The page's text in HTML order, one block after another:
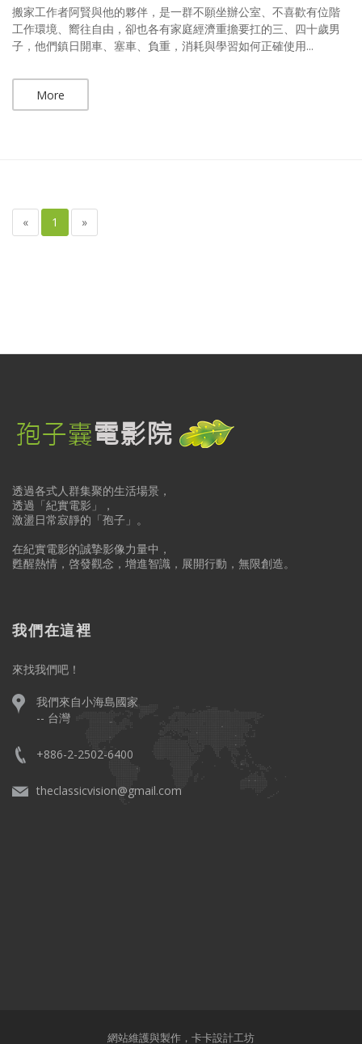
搬家工作者阿賢與他的夥伴，是一群不願坐辦公室、不喜歡有位階
工作環境、嚮往自由，卻也各有家庭經濟重擔要扛的三、四十歲男
子，他們鎮日開車、塞車、負重，消耗與學習如何正確使用...
More
« 1 »
透過各式人群集聚的生活場景，
透過「紀實電影」，
激盪日常寂靜的「孢子」。
在紀實電影的誠摯影像力量中，
甦醒熱情，啓發觀念，增進智識，展開行動，無限創造。
我們在這裡
來找我們吧！
我們來自小海島國家
-- 台灣
+886-2-2502-6400
theclassicvision@gmail.com
網站維護與製作， 卡卡設計工坊